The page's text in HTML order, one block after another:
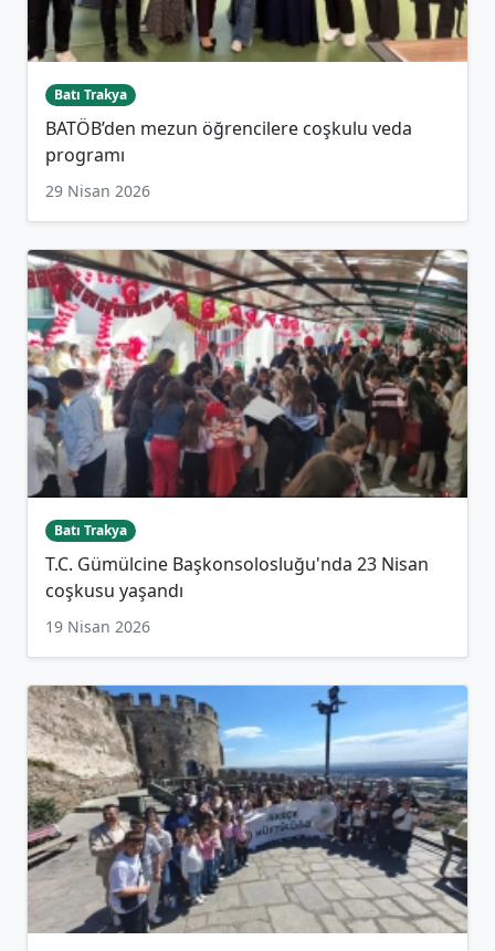
Batı Trakya
BATÖB’den mezun öğrencilere coşkulu veda
programı
29 Nisan 2026
Batı Trakya
T.C. Gümülcine Başkonsolosluğu'nda 23 Nisan
coşkusu yaşandı
19 Nisan 2026